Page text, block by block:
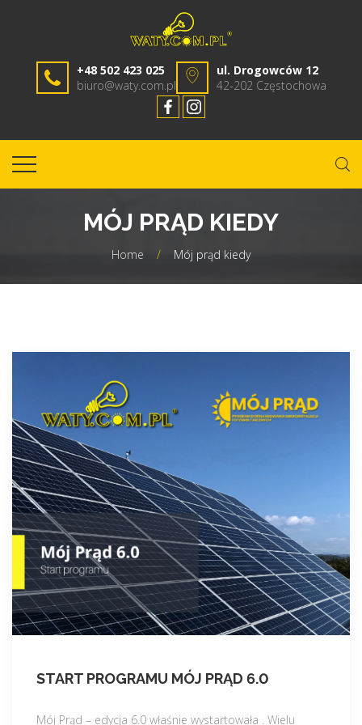
+48 502 423 025
biuro@waty.com.pl
ul. Drogowców 12
42-202 Częstochowa
MÓJ PRĄD KIEDY
Home / Mój prąd kiedy
START PROGRAMU MÓJ PRĄD 6.0
Mój Prąd – edycja 6.0 właśnie wystartowała . Wielu